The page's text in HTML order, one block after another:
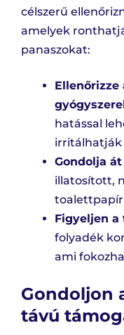
célszerű
amelyek
panaszokat:
Ellenőrizze
hatással
irritálhatják
Gondolja
illatosított,
Figyeljen
folyadék
ami
Gondoljon
távú